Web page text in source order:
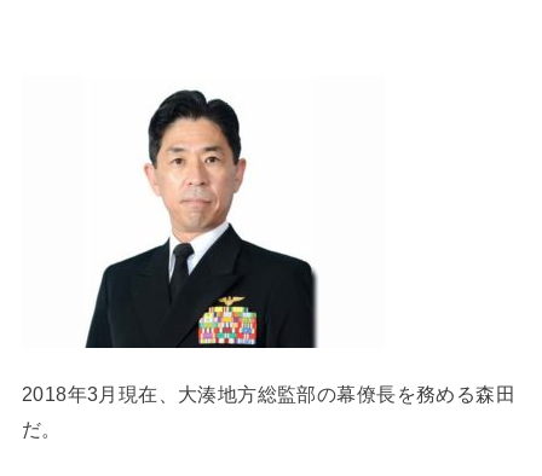
2018年3月現在、大湊地方総監部の幕僚長を務める森田
だ。